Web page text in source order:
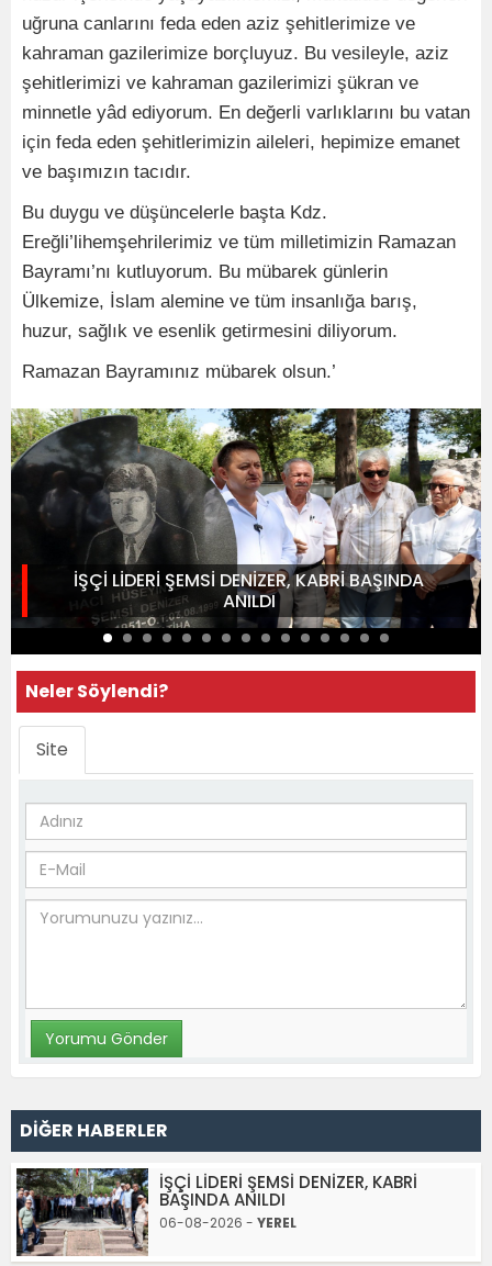
uğruna canlarını feda eden aziz şehitlerimize ve
kahraman gazilerimize borçluyuz. Bu vesileyle, aziz
şehitlerimizi ve kahraman gazilerimizi şükran ve
minnetle yâd ediyorum. En değerli varlıklarını bu vatan
için feda eden şehitlerimizin aileleri, hepimize emanet
ve başımızın tacıdır.
Bu duygu ve düşüncelerle başta Kdz.
Ereğli’lihemşehrilerimiz ve tüm milletimizin Ramazan
Bayramı’nı kutluyorum. Bu mübarek günlerin
Ülkemize, İslam alemine ve tüm insanlığa barış,
huzur, sağlık ve esenlik getirmesini diliyorum.
Ramazan Bayramınız mübarek olsun.’
İŞÇİ LİDERİ ŞEMSİ DENİZER, KABRİ BAŞINDA
ANILDI
Neler Söylendi?
Site
DİĞER HABERLER
İŞÇİ LİDERİ ŞEMSİ DENİZER, KABRİ
BAŞINDA ANILDI
06-08-2026 - YEREL